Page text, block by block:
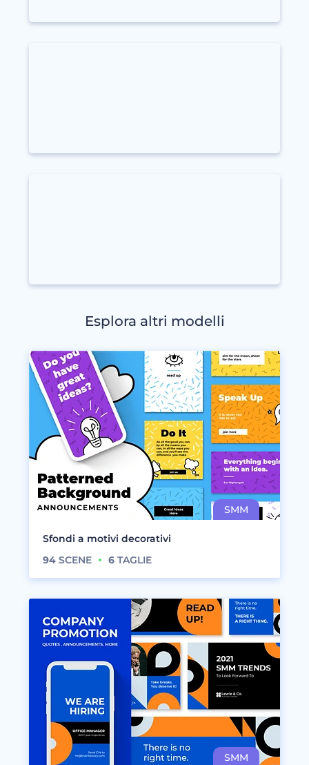
Esplora altri modelli
Sfondi a motivi decorativi
94 SCENE 6 TAGLIE